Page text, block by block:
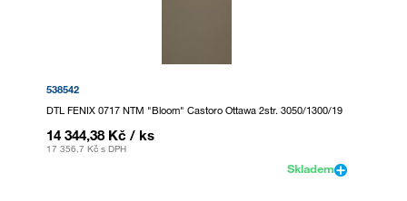
538542
DTL FENIX 0717 NTM "Bloom" Castoro Ottawa 2str. 3050/1300/19
14 344,38 Kč / ks
17 356,7 Kč s DPH
Skladem